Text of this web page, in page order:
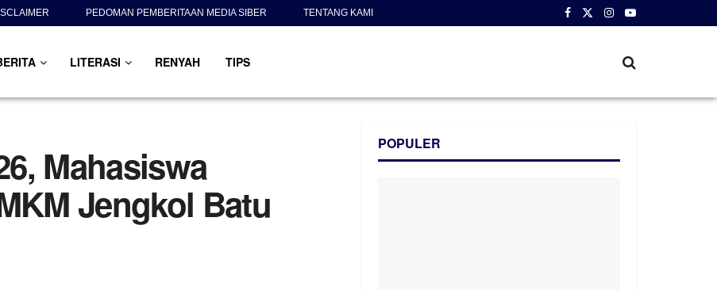
PEDOMAN PEMBERITAAN MEDIA SIBER TENTANG KAMI
LITERASI RENYAH TIPS
Mahasiswa
Jengkol Batu
POPULER